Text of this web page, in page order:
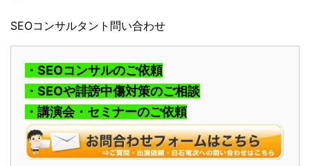
SEOコンサルタント問い合わせ
・SEOコンサルのご依頼
・SEOや誹謗中傷対策のご相談
・講演会・セミナーのご依頼